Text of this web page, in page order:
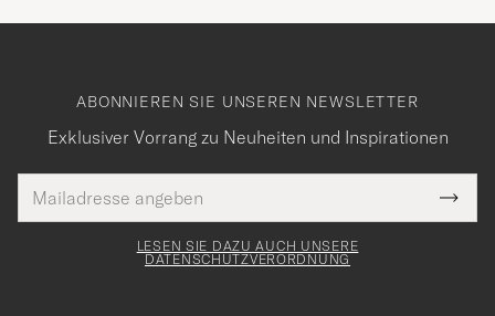
ABONNIEREN SIE UNSEREN NEWSLETTER
Exklusiver Vorrang zu Neuheiten und Inspirationen
Mail
Adresse
Tack
för
LESEN SIE DAZU AUCH UNSERE
DATENSCHUTZVERORDNUNG